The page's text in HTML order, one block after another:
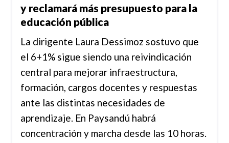
y reclamará más presupuesto para la
educación pública
La dirigente Laura Dessimoz sostuvo que
el 6+1% sigue siendo una reivindicación
central para mejorar infraestructura,
formación, cargos docentes y respuestas
ante las distintas necesidades de
aprendizaje. En Paysandú habrá
concentración y marcha desde las 10 horas.